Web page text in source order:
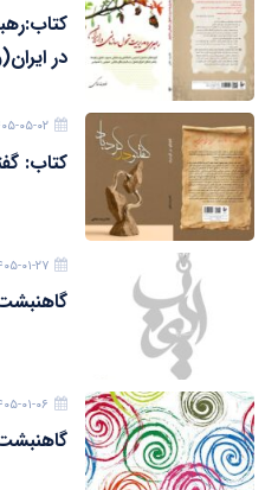
در
۱۴۰۵-
کتاب:
۱۴۰۵-۰۱-
۱۴۰۵-۰۱-